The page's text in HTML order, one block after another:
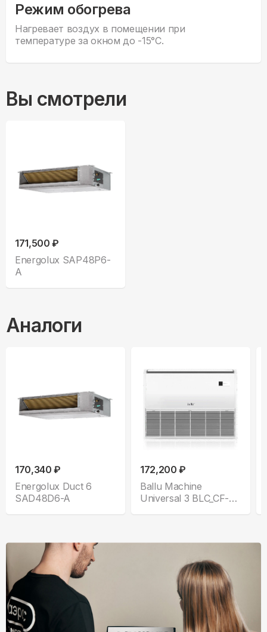
Режим обогрева
Нагревает воздух в помещении при
температуре за окном до -15°С.
Вы смотрели
171,500 ₽
Energolux SAP48P6-
A
Аналоги
170,340 ₽
Energolux Duct 6
SAD48D6-A
172,200 ₽
Ballu Machine
Universal 3 BLC_CF-